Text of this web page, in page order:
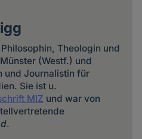
Theologin und
(Westf.) und
und Journalistin für
Sie ist u.
MIZ und war von
.